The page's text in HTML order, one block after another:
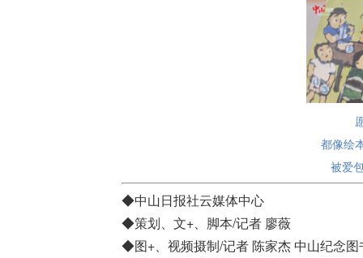
都像绘
被爱
◆中山日报社云媒体中心
◆策划、文+、脚本/记者 廖薇
◆图+、视频摄制/记者 陈家杰 中山纪念图